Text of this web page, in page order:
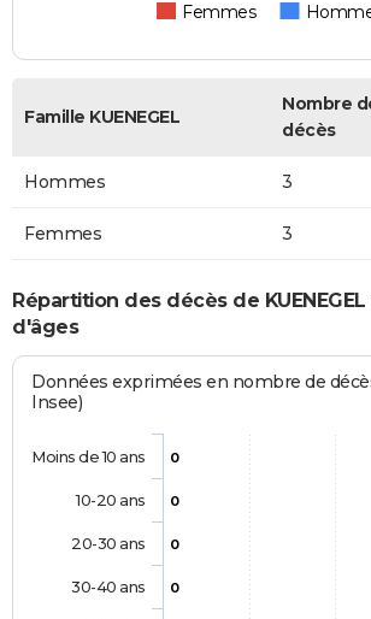
Femmes
Famille KUENEGEL
Nombre
décès
Hommes 3
Femmes 3
Répartition des décès de
d'âges
Données exprimées en nombre de
Insee)
0
0
0
0
Moins de 10 ans
10-20 ans
20-30 ans
30-40 ans